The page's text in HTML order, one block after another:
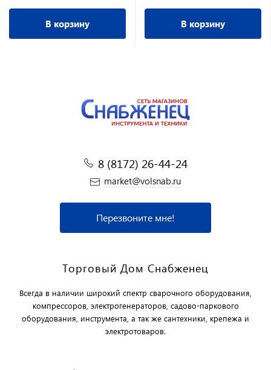
В корзину В корзину
8 (8172) 26-44-24
market@volsnab.ru
Перезвоните мне!
Торговый Дом Снабженец
Всегда в наличии широкий спектр сварочного оборудования,
компрессоров, электрогенераторов, садово-паркового
оборудования, инструмента, а так же сантехники, крепежа и
электротоваров.